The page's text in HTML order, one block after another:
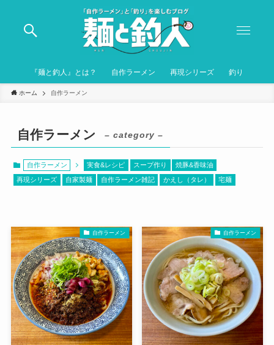
『麺と釣人』とは？ 自作ラーメン 再現シリーズ 釣り
ホーム 自作ラーメン
自作ラーメン – category –
自作ラーメン 実食&レシピ スープ作り 焼豚&香味油
再現シリーズ 自家製麺 自作ラーメン雑記 かえし（タレ） 宅麺
自作ラーメン 自作ラーメン